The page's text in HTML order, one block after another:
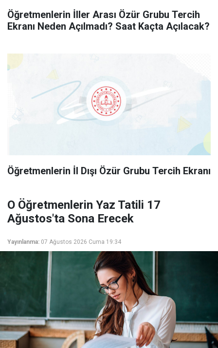
Öğretmenlerin İller Arası Özür Grubu Tercih
Ekranı Neden Açılmadı? Saat Kaçta Açılacak?
Öğretmenlerin İl Dışı Özür Grubu Tercih Ekranı
O Öğretmenlerin Yaz Tatili 17
Ağustos'ta Sona Erecek
Yayınlanma: 07 Ağustos 2026 Cuma 19:34